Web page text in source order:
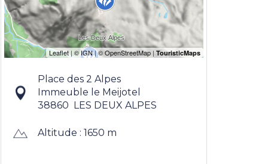
Place des 2 Alpes
Immeuble le Meijotel
38860 LES DEUX ALPES
Altitude : 1650 m